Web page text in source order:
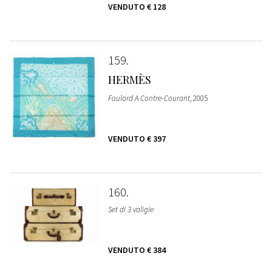
VENDUTO € 128
159
HERMÈS
Foulard A Contre-Courant, 2005
VENDUTO € 397
160
Set di 3 valigie
VENDUTO € 384